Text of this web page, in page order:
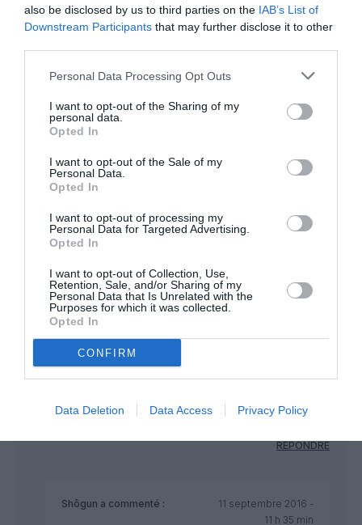
also be disclosed by us to third parties on the IAB’s List of
Downstream Participants that may further disclose it to other
Personal Data Processing Opt Outs
I want to opt-out of the Sharing of my
personal data.
Opted In
I want to opt-out of the Sale of my
Personal Data.
Opted In
I want to opt-out of processing my
Personal Data for Targeted Advertising.
Opted In
I want to opt-out of Collection, Use,
Retention, Sale, and/or Sharing of my
Personal Data that Is Unrelated with the
Purposes for which it was collected.
Opted In
CONFIRM
Data Deletion Data Access Privacy Policy
Yana commenté :
11 septembre 2016 - 10 h
08 min
Pour comprendre les rotations des vols.
Original les “vols directs avec escales” :
http://fly-kiss.com/wp-content/uploads/2016/09/Tableau-vol-
RÉPONDRE
a commenté :
11 septembre 2016 - 10 h
Nice – Lille via … Brest
Strasbourg – Londres via … Brest
Ce sont certes officiellement des vols directs (numero de vol
… et donc la consommation de carburant, frais de PN et usure
de l appareil : c est la raison pour laquelle un Lille Nice est
Face à la concurrence, comment ressisteront ils ?
RÉPONDRE
Shôgun a commenté :
11 septembre 2016 -
11 h 35 min